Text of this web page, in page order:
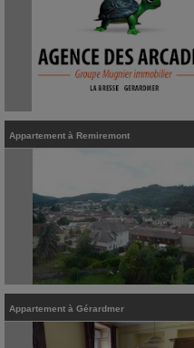
Appartement à Remiremont
Appartement à Gérardmer